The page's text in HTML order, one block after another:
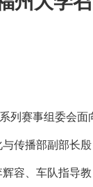
列赛事组委会面
传播部副部长殷
容、车队指导教